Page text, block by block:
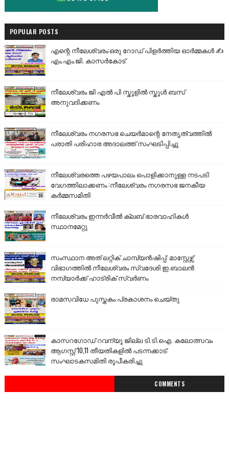
POPULAR POSTS
എന്റെ നീലേശ്വരം:ഒരു റോഡ് പിളർത്തിയ ഓർമ്മകൾ ✍️
എം.എം.ജി. കാസർകോട്
നീലേശ്വരം ജി എൽ പി സ്കൂളിൽ സ്കൂൾ ബസ്
അനുവദിക്കണം
നീലേശ്വരം നഗരസഭ ചെയർമാന്റെ നേതൃത്വത്തിൽ
പരാതി പരിഹാര അദാലത്ത് സംഘടിപ്പിച്ചു
നീലേശ്വരത്തെ പഴയപാലം പൊളിക്കാനുള്ള നടപടി
വേഗത്തിലാക്കണം :നീലേശ്വരം നഗരസഭ ജനകീയ
കർമ്മസമിതി
നീലേശ്വരം ഇന്നർവീൽ ക്ലബ് ഭാരവാഹികൾ
സ്ഥാനമേറ്റു
സംസ്ഥാന അത് ലറ്റിക് ചാമ്പ്യൻഷിപ്പ്: മാസ്റ്റേഴ്സ്
വിഭാഗത്തിൽ നീലേശ്വരം സ്വദേശി ഇ.ബാലൻ
നമ്പ്യാർക്ക് ഹാട്രിക് സ്വർണം
രാമസവിധേ പുസ്തകം പ്രകാശനം ചെയ്തു
കാസറഗോഡ് റവന്യൂ ജില്ല ടി.ടി.ഐ. കലോത്സവം
ആഗസ്റ്റ് 10,11 തീയതികളിൽ പടന്നക്കാട്:
സംഘാടകസമിതി രൂപീകരിച്ചു
COMMENTS